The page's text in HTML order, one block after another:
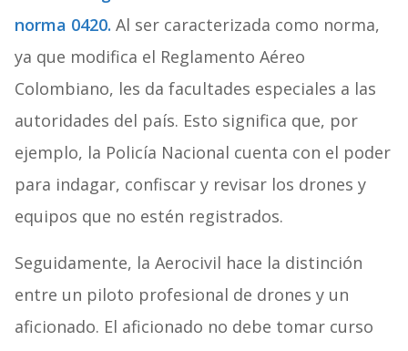
norma 0420. Al ser caracterizada como norma,
ya que modifica el Reglamento Aéreo
Colombiano, les da facultades especiales a las
autoridades del país. Esto significa que, por
ejemplo, la Policía Nacional cuenta con el poder
para indagar, confiscar y revisar los drones y
equipos que no estén registrados.
Seguidamente, la Aerocivil hace la distinción
entre un piloto profesional de drones y un
aficionado. El aficionado no debe tomar curso